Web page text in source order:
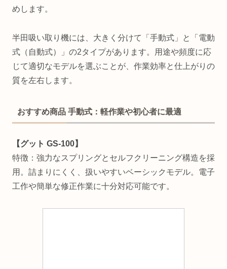
めします。
半田吸い取り機には、大きく分けて「手動式」と「電動
式（自動式）」の2タイプがあります。用途や頻度に応
じて適切なモデルを選ぶことが、作業効率と仕上がりの
質を左右します。
おすすめ商品 手動式：軽作業や初心者に最適
【グット GS-100】
特徴：強力なスプリングとセルフクリーニング構造を採
用。詰まりにくく、扱いやすいベーシックモデル。電子
工作や簡単な修正作業に十分対応可能です。